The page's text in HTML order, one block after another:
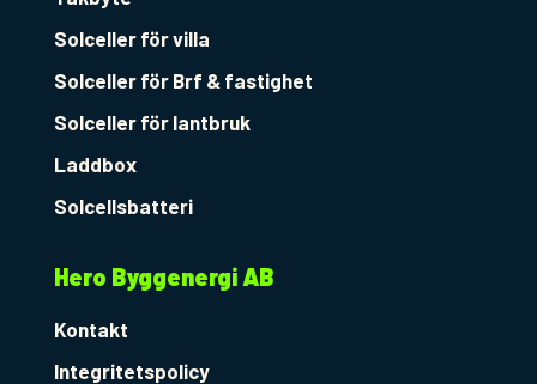
Solceller för villa
Solceller för Brf & fastighet
Solceller för lantbruk
Laddbox
Solcellsbatteri
Hero Byggenergi AB
Kontakt
Integritetspolicy